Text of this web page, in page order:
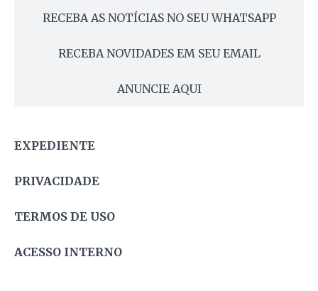
RECEBA AS NOTÍCIAS NO SEU WHATSAPP
RECEBA NOVIDADES EM SEU EMAIL
ANUNCIE AQUI
EXPEDIENTE
PRIVACIDADE
TERMOS DE USO
ACESSO INTERNO